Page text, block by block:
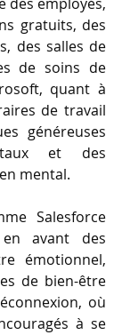
gratuits, des
des salles de
de soins de
quant à
de travail
généreuses
et des
mental.
Salesforce
avant des
émotionnel,
de bien-être
où
à se